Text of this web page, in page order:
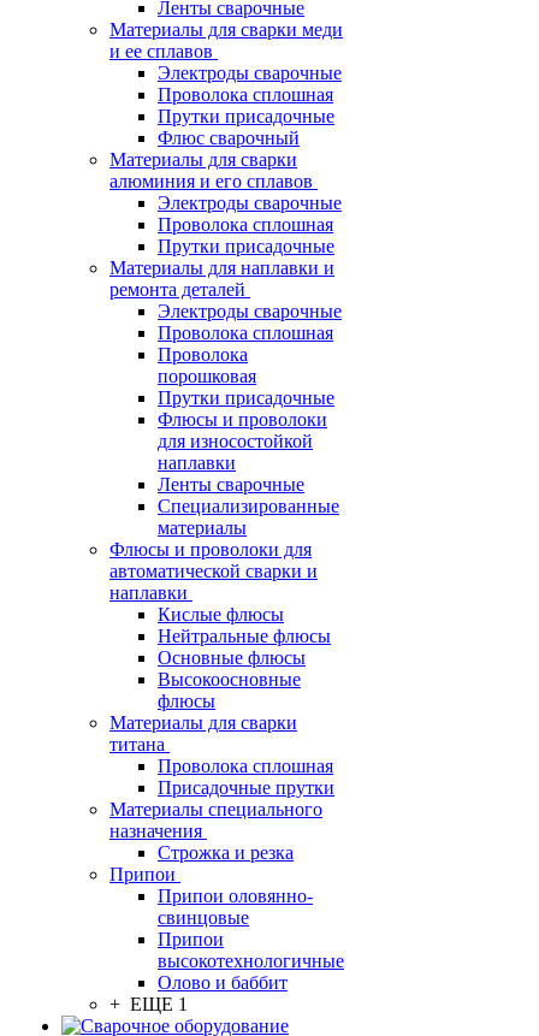
Ленты сварочные
Материалы для сварки меди
и ее сплавов
Электроды сварочные
Проволока сплошная
Прутки присадочные
Флюс сварочный
Материалы для сварки
алюминия и его сплавов
Электроды сварочные
Проволока сплошная
Прутки присадочные
Материалы для наплавки и
ремонта деталей
Электроды сварочные
Проволока сплошная
Проволока
порошковая
Прутки присадочные
Флюсы и проволоки
для износостойкой
наплавки
Ленты сварочные
Специализированные
материалы
Флюсы и проволоки для
автоматической сварки и
наплавки
Кислые флюсы
Нейтральные флюсы
Основные флюсы
Высокоосновные
флюсы
Материалы для сварки
титана
Проволока сплошная
Присадочные прутки
Материалы специального
назначения
Строжка и резка
Припои
Припои оловянно-
свинцовые
Припои
высокотехнологичные
Олово и баббит
+ ЕЩЕ 1